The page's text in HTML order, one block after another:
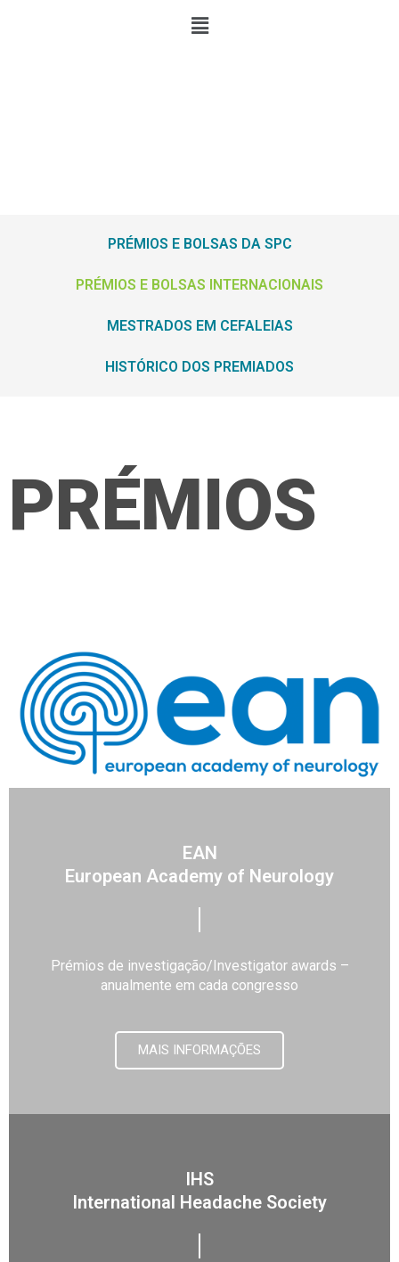
PRÉMIOS E BOLSAS DA SPC
PRÉMIOS E BOLSAS INTERNACIONAIS
MESTRADOS EM CEFALEIAS
HISTÓRICO DOS PREMIADOS
PRÉMIOS
EAN
European Academy of Neurology
Prémios de investigação/Investigator awards –
anualmente em cada congresso
MAIS INFORMAÇÕES
IHS
International Headache Society